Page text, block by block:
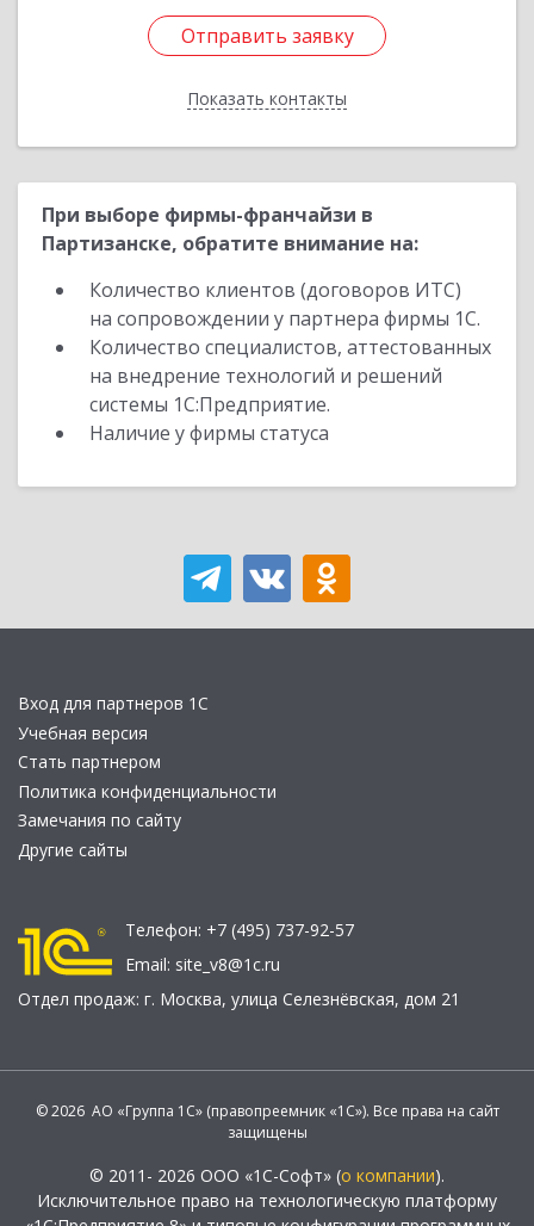
Отправить заявку
Показать контакты
Отправить заявку
Назад
При выборе фирмы-франчайзи в
Партизанске, обратите внимание на:
Количество клиентов (договоров ИТС)
на сопровождении у партнера фирмы 1С.
Количество специалистов, аттестованных
на внедрение технологий и решений
системы 1С:Предприятие.
Наличие у фирмы статуса
Вход для партнеров 1С
Учебная версия
Стать партнером
Политика конфиденциальности
Замечания по сайту
Другие сайты
Телефон: +7 (495) 737-92-57
Email: site_v8@1c.ru
Отдел продаж: г. Москва, улица Селезнёвская, дом 21
© 2026 АО «Группа 1С» (правопреемник «1С»). Все права на сайт
защищены
© 2011- 2026 ООО «1С-Софт» (о компании).
Исключительное право на технологическую платформу